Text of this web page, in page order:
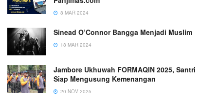
8 MAR 2024
Sinead O’Connor Bangga Menjadi Muslim
18 MAR 2024
Jambore Ukhuwah FORMAQIN 2025, Santri
Siap Mengusung Kemenangan
20 NOV 2025